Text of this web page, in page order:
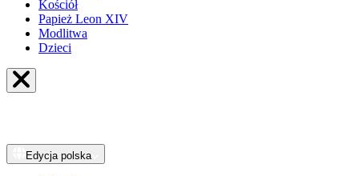
Kościół
Papież Leon XIV
Modlitwa
Dzieci
Edycja polska